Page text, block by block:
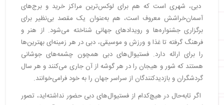
・
جشنواره موسیقی بالیوود در دبی (AKS Dance
Festival 2025)
・ جشنواره سان‌دنس دبی (Sundance festival 2025)
・فستیوال REWIND | REWIND FEST DXB 2025
・فستیوال Untold دبی (Untold 2025 Dubai)
・
فستیوال خرید دبی Dubai Shopping Festival
2025 (DSF)
・فستیوال طعم‌های دبی (Taste of Dubai 2025)
دبی، شهری است که هم برای لوکس‌ترین مراکز خرید و برج‌های
آسمان‌خراشش معروف است، هم به‌عنوان یک مقصد بی‌نظیر برای
برگزاری جشنواره‌ها و رویدادهای جهانی شناخته می‌شود. از هنر و
فرهنگ گرفته تا غذا و ورزش و موسیقی، دبی در هر زمینه‌ای بهترین‌ها
را برای ارائه دارد. فستیوال‌های دبی همچون چشمه‌های جوشانی
هستند که شور و هیجان را در هر گوشه از آن جاری می‌کنند و هر سال
گردشگران و بازدیدکنندگان از سراسر جهان را به خود فرامی‌خوانند.
اگر تابه‌حال در هیچ‌کدام از فستیوال‌های دبی حضور نداشته‌اید، تصور